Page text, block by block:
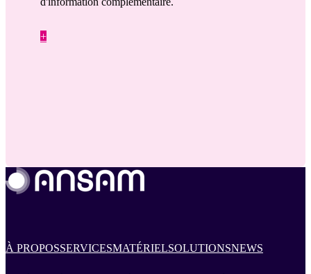
+
À PROPOSSERVICESMATÉRIELSOLUTIONSNEWS